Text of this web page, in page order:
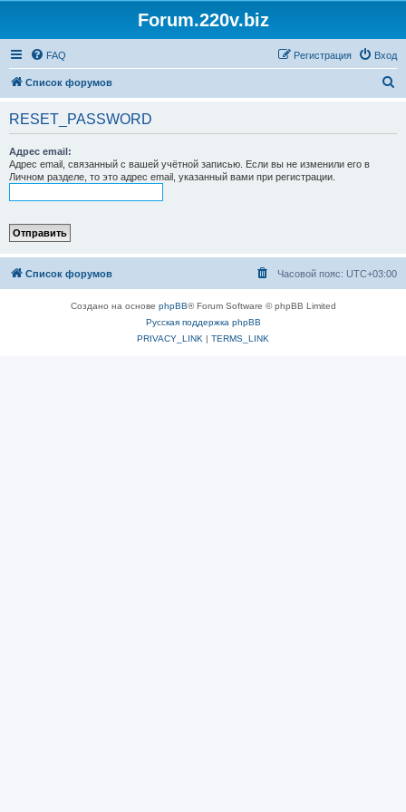
Forum.220v.biz
FAQ Вход
Регистрация
Список форумов
RESET_PASSWORD
Адрес email:
Адрес email, связанный с вашей учётной записью. Если вы не изменили его в
Личном разделе, то это адрес email, указанный вами при регистрации.
Список форумов Часовой пояс: UTC+03:00
Создано на основе phpBB® Forum Software © phpBB Limited
Русская поддержка phpBB
PRIVACY_LINK | TERMS_LINK